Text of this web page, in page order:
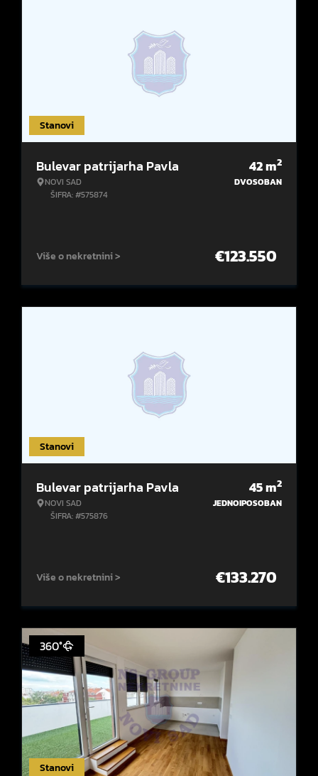
Stanovi
Bulevar patrijarha Pavla
NOVI SAD
ŠIFRA: #575874
42m2
DVOSOBAN
Više o nekretnini > €123.550
Stanovi
Bulevar patrijarha Pavla
NOVI SAD
ŠIFRA: #575876
45m2
JEDNOIPOSOBAN
Više o nekretnini > €133.270
Stanovi
360°